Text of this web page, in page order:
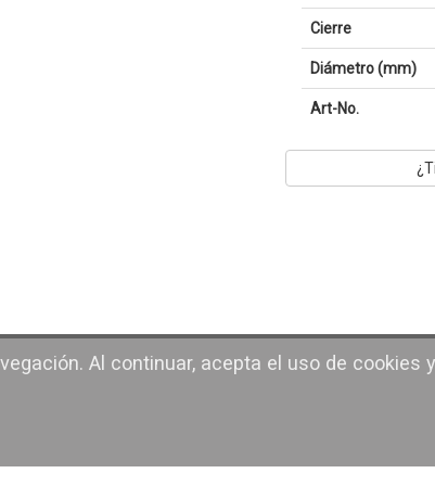
Cierre
Diámetro (mm)
Art-No.
Al continuar, acepta el uso de cookies